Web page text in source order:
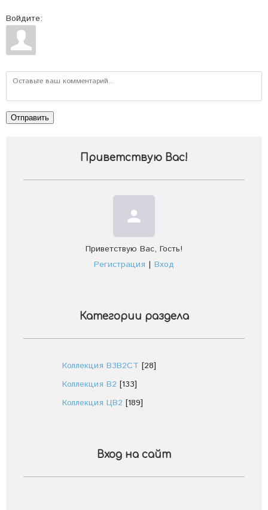
Войдите:
Отправить
Приветствую Вас!
person
Приветствую Вас, Гость!
Регистрация | Вход
Категории раздела
Коллекция В3В2СТ [28]
Коллекция В2 [133]
Коллекция ЦВ2 [189]
Вход на сайт